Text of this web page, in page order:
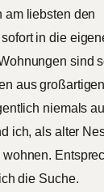
am liebsten den
in die
sind
aus
niemals
ich, als alter
die Suche.